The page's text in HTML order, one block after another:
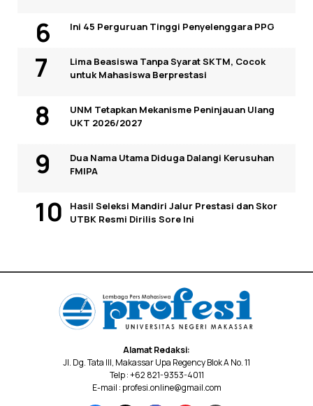
Ini 45 Perguruan Tinggi Penyelenggara PPG
Lima Beasiswa Tanpa Syarat SKTM, Cocok
untuk Mahasiswa Berprestasi
UNM Tetapkan Mekanisme Peninjauan Ulang
UKT 2026/2027
Dua Nama Utama Diduga Dalangi Kerusuhan
FMIPA
Hasil Seleksi Mandiri Jalur Prestasi dan Skor
UTBK Resmi Dirilis Sore Ini
Alamat Redaksi:
Jl. Dg. Tata III, Makassar Upa Regency Blok A No. 11
Telp : +62 821-9353-4011
E-mail : profesi.online@gmail.com